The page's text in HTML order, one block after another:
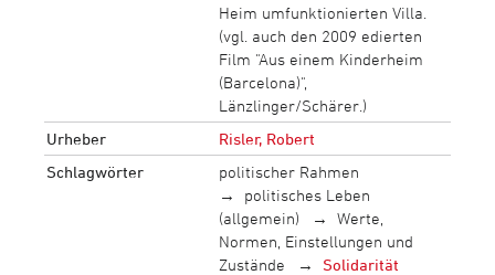
Heim umfunktionierten Villa.
(vgl. auch den 2009 edierten
Film "Aus einem Kinderheim
(Barcelona)",
Länzlinger/Schärer.)
Urheber
Risler, Robert
Schlagwörter
politischer Rahmen
politisches Leben
(allgemein)
Werte,
Normen, Einstellungen und
Zustände
Solidarität